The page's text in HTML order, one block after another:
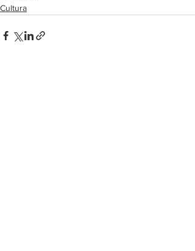
Cultura